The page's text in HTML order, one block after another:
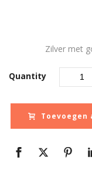
Zilver met
Quantity
Toevoegen